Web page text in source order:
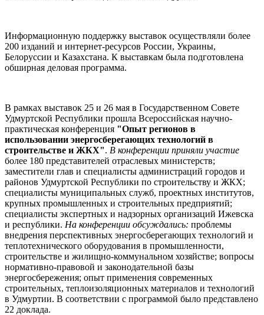
Информационную поддержку выставок осуществляли более
200 изданий и интернет-ресурсов России, Украины,
Белоруссии и Казахстана. К выставкам была подготовлена
обширная деловая программа.
В рамках выставок 25 и 26 мая в Государственном Совете
Удмуртской Республики прошла Всероссийская научно-
практическая конференция "Опыт регионов в
использовании энергосберегающих технологий в
строительстве и ЖКХ". В конференции приняли участие
более 180 представителей отраслевых министерств;
заместители глав и специалисты администраций городов и
районов Удмуртской Республики по строительству и ЖКХ;
специалисты муниципальных служб, проектных институтов,
крупных промышленных и строительных предприятий;
специалисты экспертных и надзорных организаций Ижевска
и республики. На конференции обсуждались: проблемы
внедрения перспективных энергосберегающих технологий и
теплотехнического оборудования в промышленности,
строительстве и жилищно-коммунальном хозяйстве; вопросы
нормативно-правовой и законодательной базы
энергосбережения; опыт применения современных
строительных, теплоизоляционных материалов и технологий
в Удмуртии. В соответствии с программой было представлено
22 доклада.